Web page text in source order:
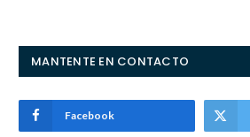
MANTENTE EN CONTACTO
Facebook